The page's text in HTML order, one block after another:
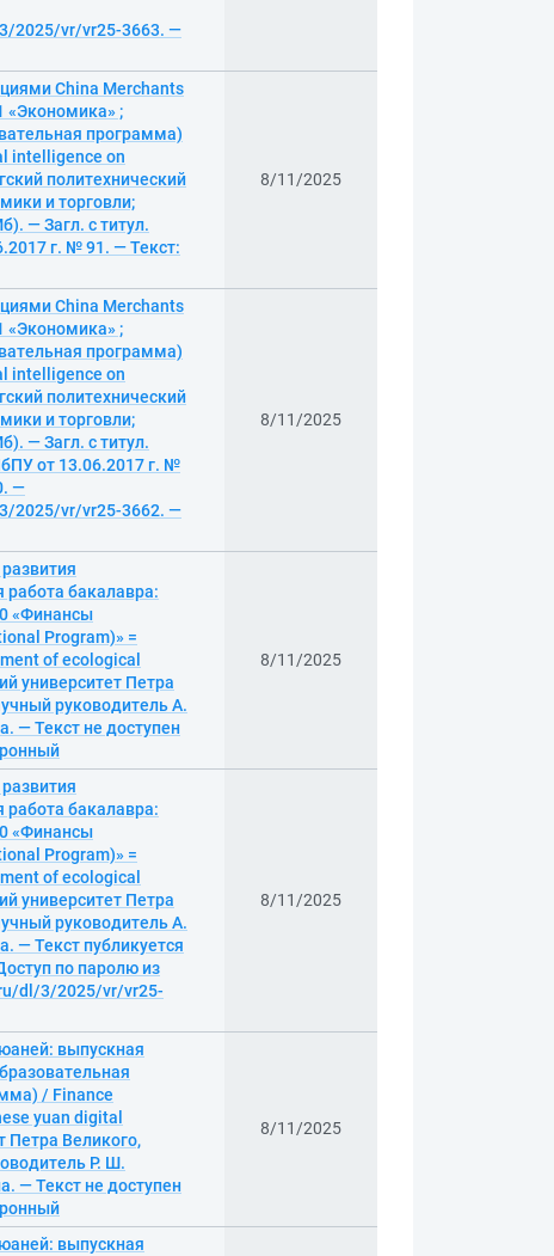
2025/vr/vr25-3663. —
China Merchants
«Экономика» ;
программа)
intelligence on
политехнический
и торговли;
— Загл. с титул.
г. № 91. — Текст:
8/11/2025
China Merchants
«Экономика» ;
программа)
intelligence on
политехнический
и торговли;
— Загл. с титул.
от 13.06.2017 г. №
—
2025/vr/vr25-3662. —
8/11/2025
работа бакалавра:
«Финансы
Program)» =
of ecological
университет Петра
руководитель А.
— Текст не доступен
8/11/2025
работа бакалавра:
«Финансы
Program)» =
of ecological
университет Петра
руководитель А.
— Текст публикуется
по паролю из
dl/3/2025/vr/vr25-
8/11/2025
выпускная
/ Finance
yuan digital
Петра Великого,
Р. Ш.
— Текст не доступен
8/11/2025
выпускная